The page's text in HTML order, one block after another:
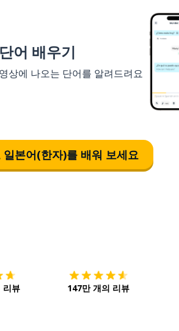
단어 배우기
영상에 나오는 단어를 알려드려요
일본어(한자)를 배워 보세요
리뷰 147만 개의 리뷰